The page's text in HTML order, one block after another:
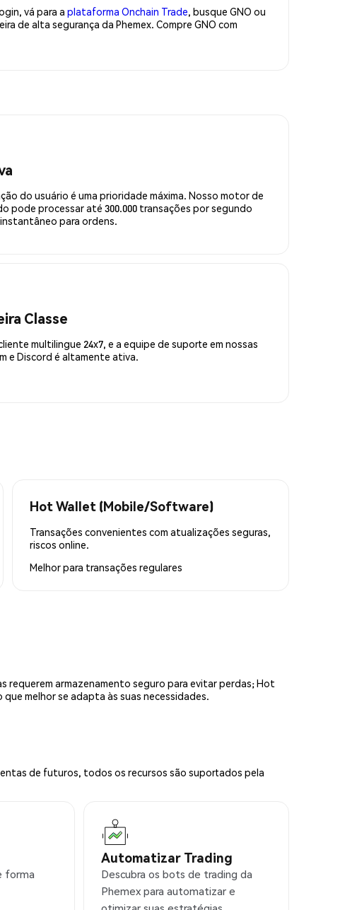
vá para a plataforma Onchain Trade, busque GNO ou
de alta segurança da Phemex. Compre GNO com
do usuário é uma prioridade máxima. Nosso motor de
pode processar até 300.000 transações por segundo
para ordens.
Classe
multilingue 24x7, e a equipe de suporte em nossas
e Discord é altamente ativa.
Hot Wallet (Mobile/Software)
Transações convenientes com atualizações seguras,
riscos online.
Melhor para transações regulares
requerem armazenamento seguro para evitar perdas; Hot
melhor se adapta às suas necessidades.
de futuros, todos os recursos são suportados pela
forma
Automatizar Trading
Descubra os bots de trading da
Phemex para automatizar e